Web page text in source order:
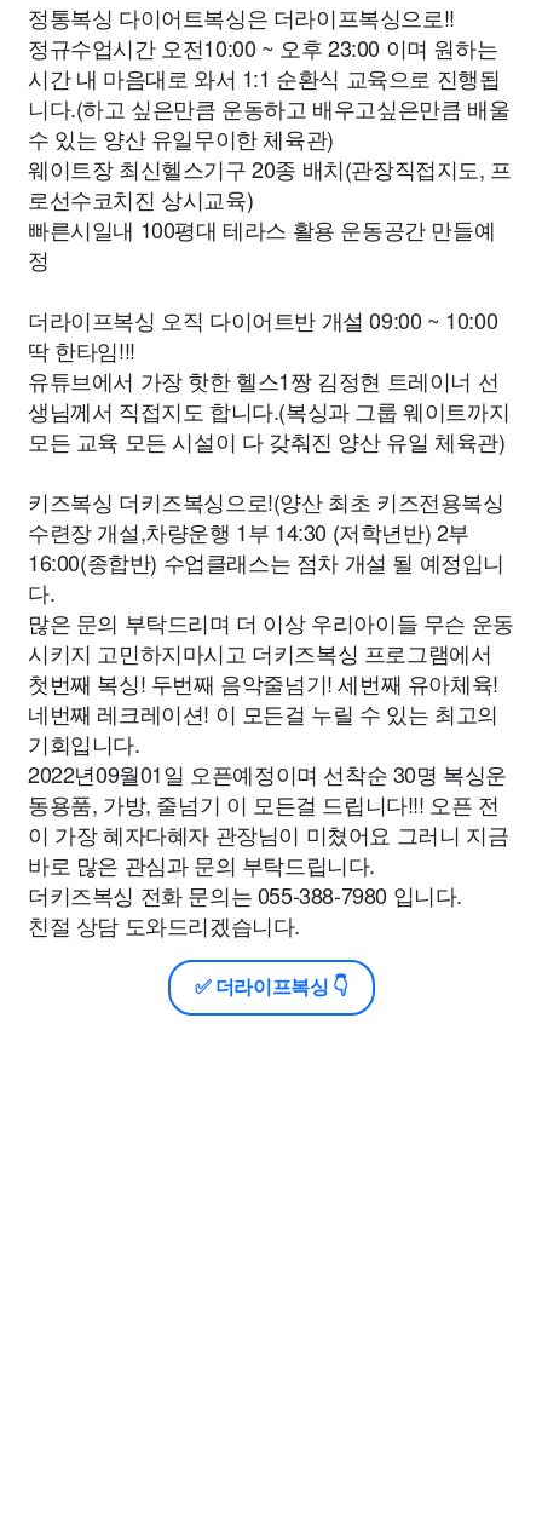
정통복싱 다이어트복싱은 더라이프복싱으로!!
정규수업시간 오전10:00 ~ 오후 23:00 이며 원하는
시간 내 마음대로 와서 1:1 순환식 교육으로 진행됩
니다.(하고 싶은만큼 운동하고 배우고싶은만큼 배울
수 있는 양산 유일무이한 체육관)
웨이트장 최신헬스기구 20종 배치(관장직접지도, 프
로선수코치진 상시교육)
빠른시일내 100평대 테라스 활용 운동공간 만들예
정
더라이프복싱 오직 다이어트반 개설 09:00 ~ 10:00
딱 한타임!!!
유튜브에서 가장 핫한 헬스1짱 김정현 트레이너 선
생님께서 직접지도 합니다.(복싱과 그룹 웨이트까지
모든 교육 모든 시설이 다 갖춰진 양산 유일 체육관)
키즈복싱 더키즈복싱으로!(양산 최초 키즈전용복싱
수련장 개설,차량운행 1부 14:30 (저학년반) 2부
16:00(종합반) 수업클래스는 점차 개설 될 예정입니
다.
많은 문의 부탁드리며 더 이상 우리아이들 무슨 운동
시키지 고민하지마시고 더키즈복싱 프로그램에서
첫번째 복싱! 두번째 음악줄넘기! 세번째 유아체육!
네번째 레크레이션! 이 모든걸 누릴 수 있는 최고의
기회입니다.
2022년09월01일 오픈예정이며 선착순 30명 복싱운
동용품, 가방, 줄넘기 이 모든걸 드립니다!!! 오픈 전
이 가장 혜자다혜자 관장님이 미쳤어요 그러니 지금
바로 많은 관심과 문의 부탁드립니다.
더키즈복싱 전화 문의는 055-388-7980 입니다.
친절 상담 도와드리겠습니다.
✅ 더라이프복싱 👇